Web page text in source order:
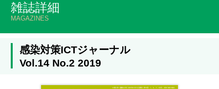
雑誌詳細
MAGAZINES
感染対策ICTジャーナル
Vol.14 No.2 2019